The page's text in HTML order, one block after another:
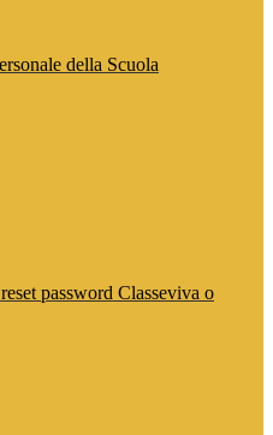
della Scuola
password Classeviva o